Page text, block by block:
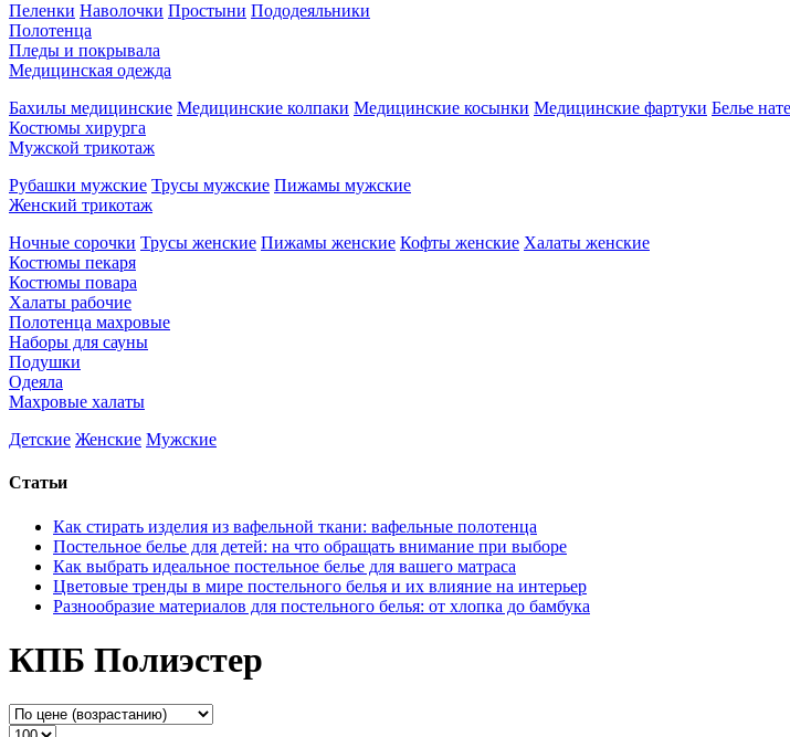
Пеленки Наволочки Простыни Пододеяльники
Полотенца
Пледы и покрывала
Медицинская одежда
Бахилы медицинские Медицинские колпаки Медицинские косынки Медицинские фартуки Белье
Костюмы хирурга
Мужской трикотаж
Рубашки мужские Трусы мужские Пижамы мужские
Женский трикотаж
Ночные сорочки Трусы женские Пижамы женские Кофты женские Халаты женские
Костюмы пекаря
Костюмы повара
Халаты рабочие
Полотенца махровые
Наборы для сауны
Подушки
Одеяла
Махровые халаты
Детские Женские Мужские
Статьи
Как стирать изделия из вафельной ткани: вафельные полотенца
Постельное белье для детей: на что обращать внимание при выборе
Как выбрать идеальное постельное белье для вашего матраса
Цветовые тренды в мире постельного белья и их влияние на интерьер
Разнообразие материалов для постельного белья: от хлопка до бамбука
КПБ Полиэстер